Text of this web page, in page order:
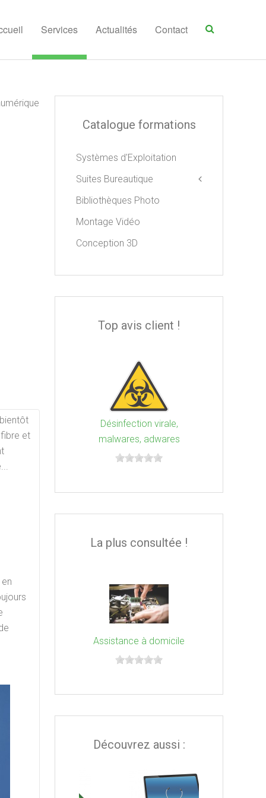
Services Actualités Contact
et
Catalogue formations
Systèmes d'Exploitation
Suites Bureautique
Apple iWork
Libre Office
Microsoft Office
Bibliothèques Photo
Montage Vidéo
Conception 3D
Top avis client !
Désinfection virale,
malwares, adwares
La plus consultée !
Assistance à domicile
Découvrez aussi :